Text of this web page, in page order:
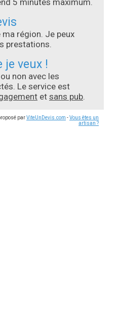
5 minutes maximum.
région. Je peux
prestations.
je veux !
non avec les
Le service est
et sans pub.
parViteUnDevis.com -Vous êtes un
artisan ?